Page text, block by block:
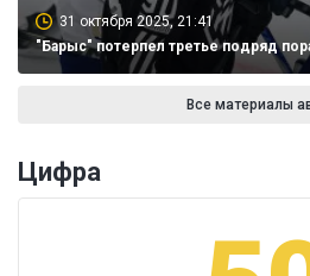
31 октября 2025, 21:41
"Барыс" потерпел третье подряд
Все материалы
Цифра